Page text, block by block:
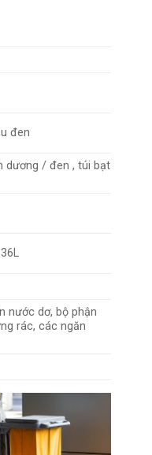
đen
dương / đen , túi bạt
nước dơ, bộ phận
rác, các ngăn